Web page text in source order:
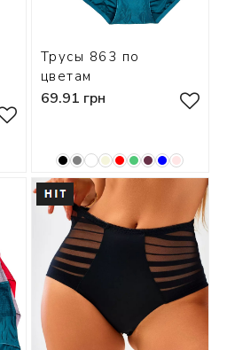
Трусы 863 по
цветам
69.91 грн